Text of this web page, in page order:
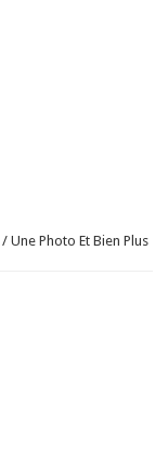
/ Une Photo Et Bien Plus